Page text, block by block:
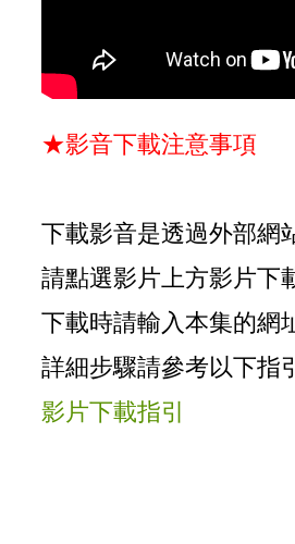
★影音下載注意事項
下載影音是透過外部網
請點選影片上方影片下
下載時請輸入本集的網
詳細步驟請參考以下指引
影片下載指引